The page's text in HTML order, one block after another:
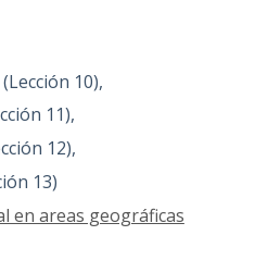
(Lección 10),
11),
12),
13)
en areas geográficas